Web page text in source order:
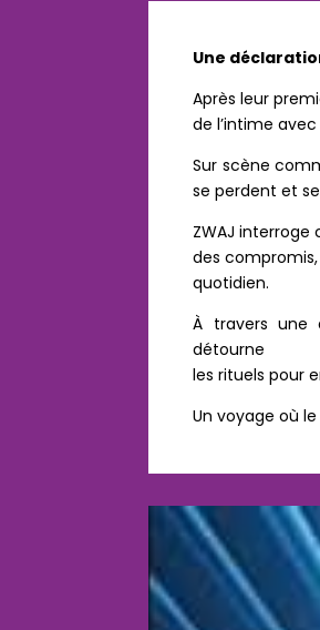
Une
Après leur
de l’intime
Sur scène
se perdent et
ZWAJ interroge
des
quotidien.
À travers une
détourne
les rituels pour
Un voyage où